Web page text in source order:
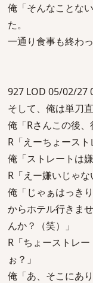
俺「そんなことな
た。
一通り食事も終わ
927 LOD 05/02/27
そして、俺は単刀
俺「Rさんこの後、
R「えーちょースト
俺「ストレートは
R「えー嫌いじゃな
俺「じゃぁはっき
からホテル行きませ
んか？（笑）」
R「ちょーストレ
ぉ？」
俺「あ、そこにあ